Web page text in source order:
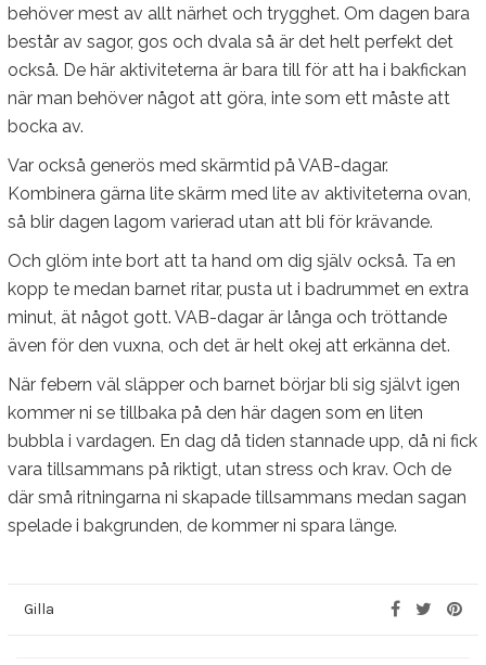
behöver mest av allt närhet och trygghet. Om dagen bara
består av sagor, gos och dvala så är det helt perfekt det
också. De här aktiviteterna är bara till för att ha i bakfickan
när man behöver något att göra, inte som ett måste att
bocka av.
Var också generös med skärmtid på VAB-dagar.
Kombinera gärna lite skärm med lite av aktiviteterna ovan,
så blir dagen lagom varierad utan att bli för krävande.
Och glöm inte bort att ta hand om dig själv också. Ta en
kopp te medan barnet ritar, pusta ut i badrummet en extra
minut, ät något gott. VAB-dagar är långa och tröttande
även för den vuxna, och det är helt okej att erkänna det.
När febern väl släpper och barnet börjar bli sig självt igen
kommer ni se tillbaka på den här dagen som en liten
bubbla i vardagen. En dag då tiden stannade upp, då ni fick
vara tillsammans på riktigt, utan stress och krav. Och de
där små ritningarna ni skapade tillsammans medan sagan
spelade i bakgrunden, de kommer ni spara länge.
Gilla